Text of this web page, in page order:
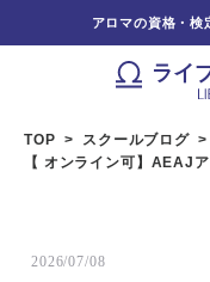
アロマの資格・検
ライ
TOP
スクールブログ
【 オンライン可】AEAJ
2026/07/08